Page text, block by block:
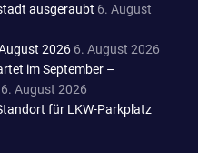
ausgeraubt 6. August
2026 6. August 2026
im September –
6. August 2026
für LKW-Parkplatz